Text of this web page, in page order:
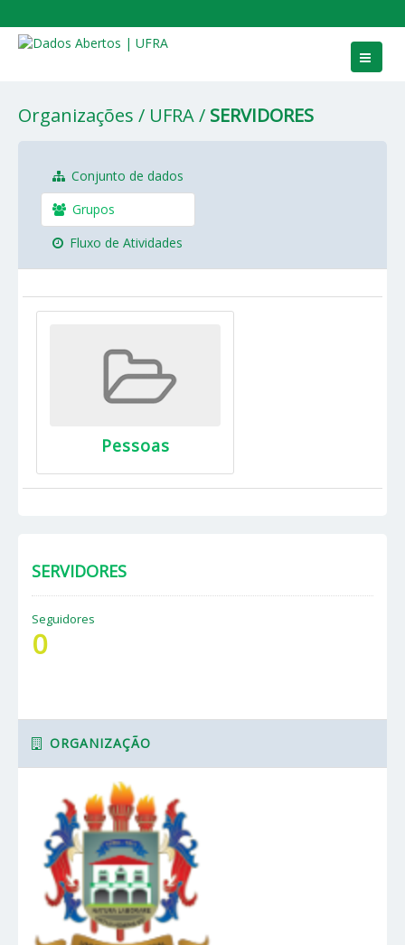
Grupos
Organizações UFRA SERVIDORES
Conjunto de dados
Grupos
Fluxo de Atividades
Pessoas
SERVIDORES
Seguidores
0
ORGANIZAÇÃO